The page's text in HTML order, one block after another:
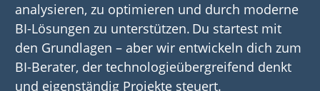
analysieren, zu optimieren und durch moderne
BI-Lösungen zu unterstützen. Du startest mit
den Grundlagen – aber wir entwickeln dich zum
BI-Berater, der technologieübergreifend denkt
und eigenständig Projekte steuert.